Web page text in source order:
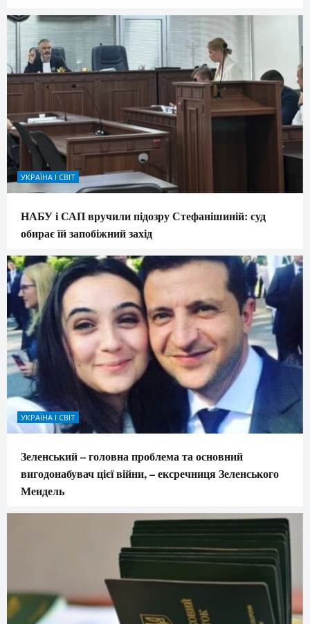
УКРАЇНА І СВІТ
НАБУ і САП вручили підозру Стефанішиній: суд
обирає їй запобіжний захід
УКРАЇНА І СВІТ
Зеленський – головна проблема та основний
вигодонабувач цієї війни, – ексречниця Зеленського
Мендель